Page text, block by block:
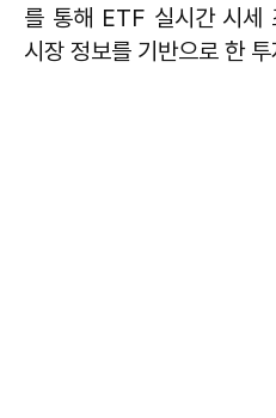
를 통해 ETF 실시간 시세
시장 정보를 기반으로 한